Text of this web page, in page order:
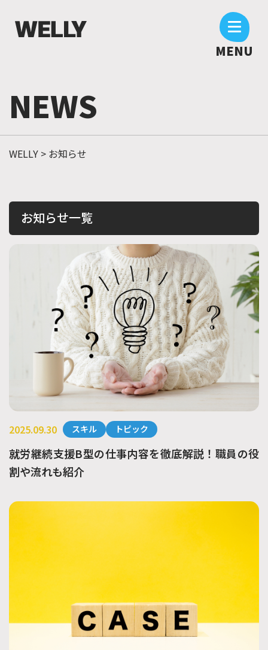
MENU
NEWS
WELLY > お知らせ
お知らせ一覧
2025.09.30 スキル トピック
就労継続支援B型の仕事内容を徹底解説！職員の役
割や流れも紹介